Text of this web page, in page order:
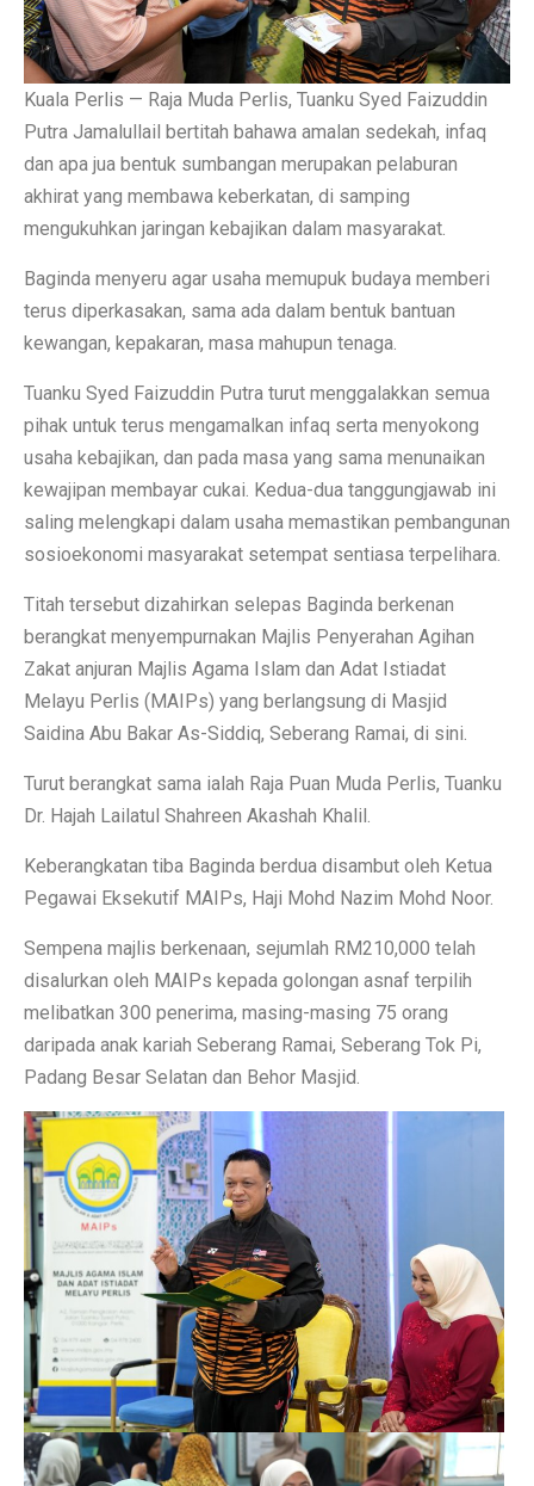
Kuala Perlis — Raja Muda Perlis, Tuanku Syed Faizuddin
Putra Jamalullail bertitah bahawa amalan sedekah, infaq
dan apa jua bentuk sumbangan merupakan pelaburan
akhirat yang membawa keberkatan, di samping
mengukuhkan jaringan kebajikan dalam masyarakat.
Baginda menyeru agar usaha memupuk budaya memberi
terus diperkasakan, sama ada dalam bentuk bantuan
kewangan, kepakaran, masa mahupun tenaga.
Tuanku Syed Faizuddin Putra turut menggalakkan semua
pihak untuk terus mengamalkan infaq serta menyokong
usaha kebajikan, dan pada masa yang sama menunaikan
kewajipan membayar cukai. Kedua-dua tanggungjawab ini
saling melengkapi dalam usaha memastikan pembangunan
sosioekonomi masyarakat setempat sentiasa terpelihara.
Titah tersebut dizahirkan selepas Baginda berkenan
berangkat menyempurnakan Majlis Penyerahan Agihan
Zakat anjuran Majlis Agama Islam dan Adat Istiadat
Melayu Perlis (MAIPs) yang berlangsung di Masjid
Saidina Abu Bakar As-Siddiq, Seberang Ramai, di sini.
Turut berangkat sama ialah Raja Puan Muda Perlis, Tuanku
Dr. Hajah Lailatul Shahreen Akashah Khalil.
Keberangkatan tiba Baginda berdua disambut oleh Ketua
Pegawai Eksekutif MAIPs, Haji Mohd Nazim Mohd Noor.
Sempena majlis berkenaan, sejumlah RM210,000 telah
disalurkan oleh MAIPs kepada golongan asnaf terpilih
melibatkan 300 penerima, masing-masing 75 orang
daripada anak kariah Seberang Ramai, Seberang Tok Pi,
Padang Besar Selatan dan Behor Masjid.